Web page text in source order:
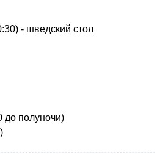
- шведский стол
до полуночи)